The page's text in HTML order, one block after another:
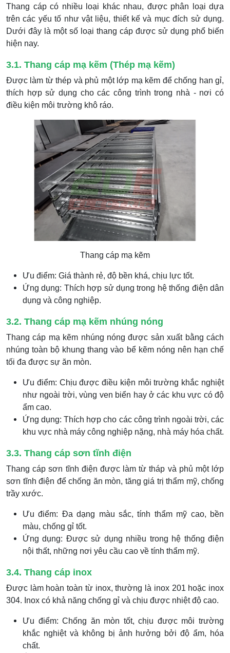
Thang cáp có nhiều loại khác nhau, được phân loại dựa
trên các yếu tố như vật liệu, thiết kế và mục đích sử dụng.
Dưới đây là một số loại thang cáp được sử dụng phổ biến
hiện nay.
3.1. Thang cáp mạ kẽm (Thép mạ kẽm)
Được làm từ thép và phủ một lớp mạ kẽm để chống han gỉ,
thích hợp sử dụng cho các công trình trong nhà - nơi có
điều kiện môi trường khô ráo.
Thang cáp mạ kẽm
Ưu điểm: Giá thành rẻ, độ bền khá, chịu lực tốt.
Ứng dụng: Thích hợp sử dụng trong hệ thống điện dân
dụng và công nghiệp.
3.2. Thang cáp mạ kẽm nhúng nóng
Thang cáp mạ kẽm nhúng nóng được sản xuất bằng cách
nhúng toàn bộ khung thang vào bể kẽm nóng nên hạn chế
tối đa được sự ăn mòn.
Ưu điểm: Chịu được điều kiện môi trường khắc nghiệt
như ngoài trời, vùng ven biển hay ở các khu vực có độ
ẩm cao.
Ứng dụng: Thích hợp cho các công trình ngoài trời, các
khu vực nhà máy công nghiệp nặng, nhà máy hóa chất.
3.3. Thang cáp sơn tĩnh điện
Thang cáp sơn tĩnh điện được làm từ tháp và phủ một lớp
sơn tĩnh điện để chống ăn mòn, tăng giá trị thẩm mỹ, chống
trầy xước.
Ưu điểm: Đa dạng màu sắc, tính thẩm mỹ cao, bền
màu, chống gỉ tốt.
Ứng dụng: Được sử dụng nhiều trong hệ thống điện
nội thất, những nơi yêu cầu cao về tính thẩm mỹ.
3.4. Thang cáp inox
Được làm hoàn toàn từ inox, thường là inox 201 hoặc inox
304. Inox có khả năng chống gỉ và chịu được nhiệt độ cao.
Ưu điểm: Chống ăn mòn tốt, chịu được môi trường
khắc nghiệt và không bị ảnh hưởng bởi độ ẩm, hóa
chất.